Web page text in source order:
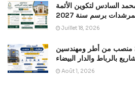
السادس لتكوين الأئمة
برسم سنة 2027
Juillet 18, 2026
البريد بنك: توظيف 21 منصب من أطر ومهندسين
بالرباط والدار البيضاء
Août 1, 2026